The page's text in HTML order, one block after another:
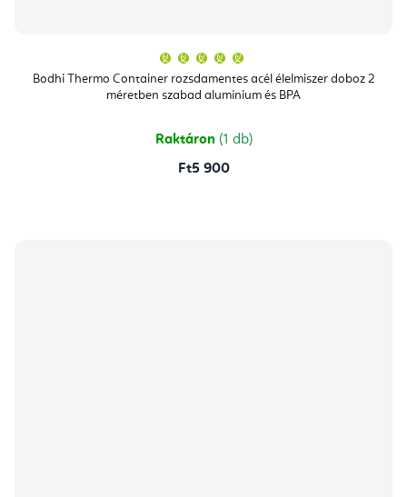
Bodhi Thermo Container rozsdamentes acél élelmiszer doboz 2
méretben szabad alumínium és BPA
átlagos
értékelése
5-
csillag.
Raktáron (1 db)
Ft5 900